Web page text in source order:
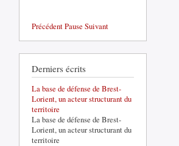
PrécédentPause Suivant
Derniers écrits
La base de défense de Brest-
Lorient, un acteur structurant du
territoire
La base de défense de Brest-
Lorient, un acteur structurant du
territoire